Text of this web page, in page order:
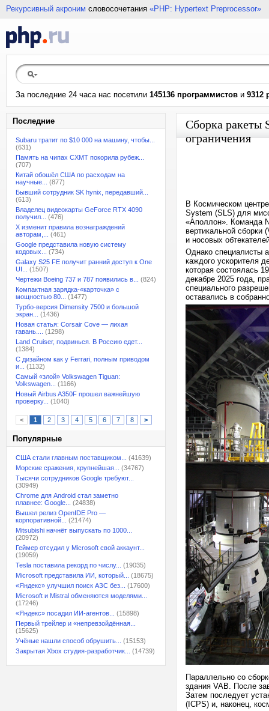
Рекурсивный акроним словосочетания «PHP: Hypertext Preprocessor»
За последние 24 часа нас посетили 145136 программистов и 9312
Последние
Subaru тратит по $10 000 на машину, чтобы...
(631)
Память на чипах CXMT покорила рубеж...
(707)
Китай обошёл США по расходам на
научные...
(877)
Бывший сотрудник SK hynix, передавший...
(613)
Владелец видеокарты GeForce RTX 4090
получил...
(476)
X изменит правила вознаграждений
авторам,...
(461)
Google представила новую систему
кодовых...
(734)
Galaxy S25 FE получит ранний доступ к One
UI...
(1507)
Чертежи Boeing 737 и 787 появились в...
(824)
Компактная зарядка-«карточка» с
мощностью 80...
(1477)
Турбо-версия Dimensity 7500 и большой
экран...
(1436)
Новая статья: Corsair Cove — лихая
гавань....
(1298)
Land Cruiser, подвинься. В Россию едет...
(1384)
С дизайном как у Ferrari, полным приводом
и...
(1132)
Самый «злой» Volkswagen Tiguan:
Volkswagen...
(1166)
Новый Airbus A350F прошел важнейшую
проверку...
(1040)
< 1 2 3 4 5 6 7 8 >
Популярные
США стали главным поставщиком...
(41639)
Морские сражения, крупнейшая...
(34767)
Тысячи сотрудников Google требуют...
(30949)
Chrome для Android стал заметно
плавнее: Google...
(24838)
Вышел релиз OpenIDE Pro —
корпоративной...
(21474)
Mitsubishi начнёт выпускать по 1000...
(20972)
Геймер отсудил у Microsoft свой аккаунт...
(19059)
Tesla поставила рекорд по числу...
(19035)
Microsoft представила ИИ, который...
(18675)
«Яндекс» улучшил поиск АЗС без...
(17600)
Microsoft и Mistral обменяются моделями...
(17246)
«Яндекс» посадил ИИ-агентов...
(15898)
Первый трейлер и «непревзойдённая...
(15625)
Учёные нашли способ обрушить...
(15153)
Закрытая Xbox студия-разработчик...
(14739)
Сборка ракеты
ограничения
В Космическом
System (SLS) для
«Аполлон». Команда
вертикальной сборки
и носовых
Однако специалисты
каждого ускорителя
которая состоялась
декабре 2025 года,
специального
оставались в
Параллельно со
здания VAB. После
Затем последует
(ICPS) и, наконец,